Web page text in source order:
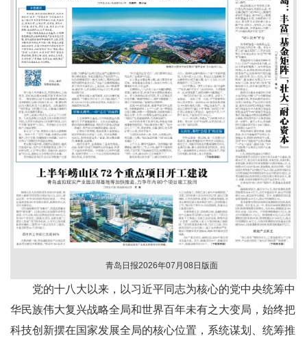
青岛日报2026年07月08日版面
党的十八大以来，以习近平同志为核心的党中央统筹中
华民族伟大复兴战略全局和世界百年未有之大变局，始终把
科技创新摆在国家发展全局的核心位置，系统谋划、统筹推